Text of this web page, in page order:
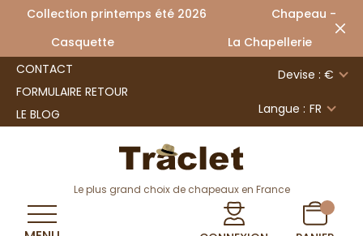
Collection printemps été 2026 Chapeau -
Casquette La Chapellerie
CONTACT
FORMULAIRE RETOUR
LE BLOG
Devise : €
Langue : FR
Le plus grand choix de chapeaux en France